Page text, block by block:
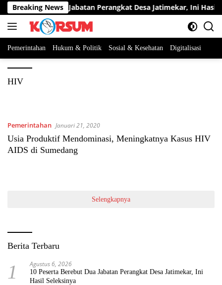
Langsung
ke
konten
Breaking News
Berebut Dua Jabatan Perangkat Desa Jatimekar, Ini Hasil
Pemerintahan Hukum & Politik Sosial & Kesehatan Digitalisasi
HIV
Pemerintahan Januari 21, 2020
Usia Produktif Mendominasi, Meningkatnya Kasus HIV
AIDS di Sumedang
Selengkapnya
Berita Terbaru
1 Agustus 6, 2026
10 Peserta Berebut Dua Jabatan Perangkat Desa Jatimekar, Ini
Hasil Seleksinya